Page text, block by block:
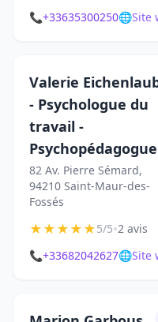
📞+33635300250🌐Site
Valerie
- Psychologue du
travail -
Psychopédagogue
82 Av. Pierre Sémard,
94210 Saint-Maur-des-
Fossés
★★★★★5/5•2 avis
📞+33682042627🌐Site